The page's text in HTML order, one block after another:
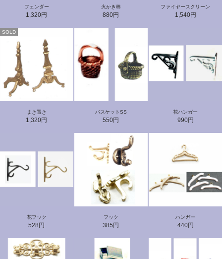
フェンダー
1,320円
火かき棒
880円
ファイヤースクリーン
1,540円
SOLD
まき置き
1,320円
バスケットSS
550円
花ハンガー
990円
花フック
528円
フック
385円
ハンガー
440円